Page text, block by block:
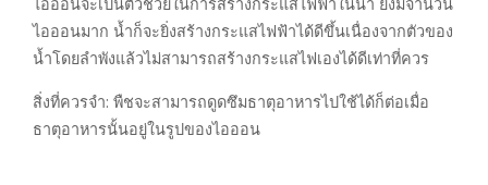
ไอออนมาก น้ำก็จะยิ่งสร้างกระแสไฟฟ้าได้ดีขึ้นเนื่องจากตัวของ
น้ำโดยลำพังแล้วไม่สามารถสร้างกระแสไฟเองได้ดีเท่าที่ควร
สิ่งที่ควรจำ: พืชจะสามารถดูดซึมธาตุอาหารไปใช้ได้ก็ต่อเมื่อ
ธาตุอาหารนั้นอยู่ในรูปของไอออน